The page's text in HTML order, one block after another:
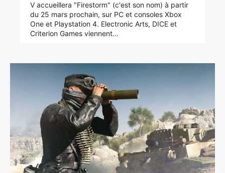
V accueillera "Firestorm" (c'est son nom) à partir
du 25 mars prochain, sur PC et consoles Xbox
One et Playstation 4. Electronic Arts, DICE et
Criterion Games viennent…